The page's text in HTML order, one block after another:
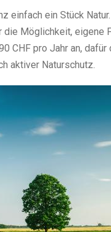
einfach ein Stück
Möglichkeit, eigene
CHF pro Jahr an,
aktiver Naturschutz.